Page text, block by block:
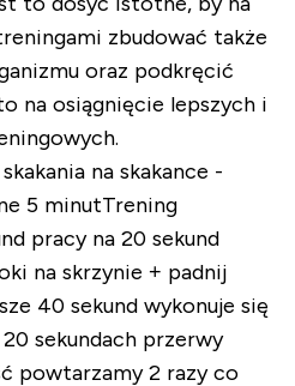
zbudować także
oraz podkręcić
na osiągnięcie lepszych i
na skakance -
5 minutTrening
pracy na 20 sekund
na skrzynie + padnij
40 sekund wykonuje się
sekundach przerwy
powtarzamy 2 razy co